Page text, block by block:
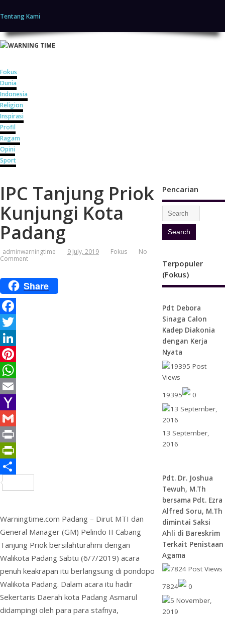
Tentang Kami
Fokus
Dunia
Indonesia
Religion
Inspirasi
Profil
Ragam
Opini
Sport
IPC Tanjung Priok
Kunjungi Kota
Padang
adminwarningtime 9 July, 2019 Fokus
No
Comment
Share
F
a
c
e
b
o
k
T
w
t
e
r
L
n
e
d
n
P
t
e
r
e
s
W
a
t
s
A
p
m
a
Y
a
h
o
o
a
i
G
m
a
i
P
i
t
P
r
n
t
F
r
i
e
n
r
e
Warningtime.com Padang – Dirut MTI dan
General Manager (GM) Pelindo II Cabang
Tanjung Priok bersilahturahmi dengan
Walikota Padang Sabtu (6/7/2019) acara
penuh keakrapan itu berlangsung di pondopo
Walikota Padang. Dalam acara itu hadir
Sekertaris Daerah kota Padang Asmarul
didampingi oleh para para stafnya,
Pencarian
Terpopuler
(Fokus)
Pdt Debora
Sinaga Calon
Kadep Diakonia
dengan Kerja
Nyata
19395 0
13 September,
2016
Pdt. Dr. Joshua
Tewuh, M.Th
bersama Pdt. Ezra
Alfred Soru, M.Th
dimintai Saksi
Ahli di Bareskrim
Terkait Penistaan
Agama
7824 0